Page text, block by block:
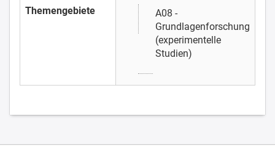
Themengebiete
A08 -
Grundlagenforschung
(experimentelle
Studien)